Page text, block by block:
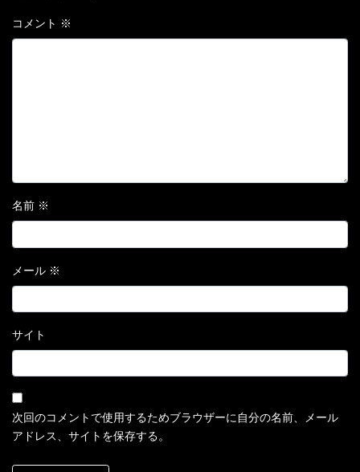
コメント ※
名前 ※
メール ※
サイト
次回のコメントで使用するためブラウザーに自分の名前、メール
アドレス、サイトを保存する。